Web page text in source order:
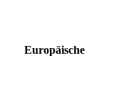
Europäische